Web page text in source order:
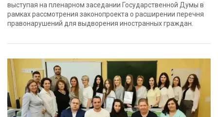
выступая на пленарном заседании Государственной Думы в
рамках рассмотрения законопроекта о расширении перечня
правонарушений для выдворения иностранных граждан.